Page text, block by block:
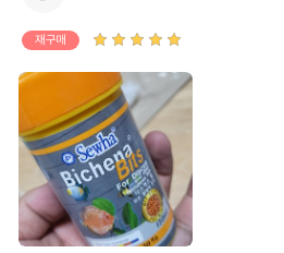
법에 의한 인증,허가 등을
경우 그에 대한 사항
제조국 또는 원산지
제조자,수입품의 경우
수입자를 함께 표기
AS책임자와 전화번호
또는 소비자상담 관련
재구매